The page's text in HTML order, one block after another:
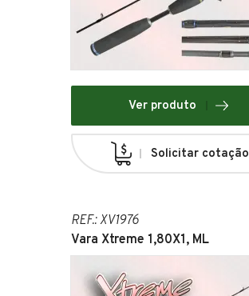
Ver produto
Solicitar cotação
REF.: XV1976
Vara Xtreme 1,80X1, ML